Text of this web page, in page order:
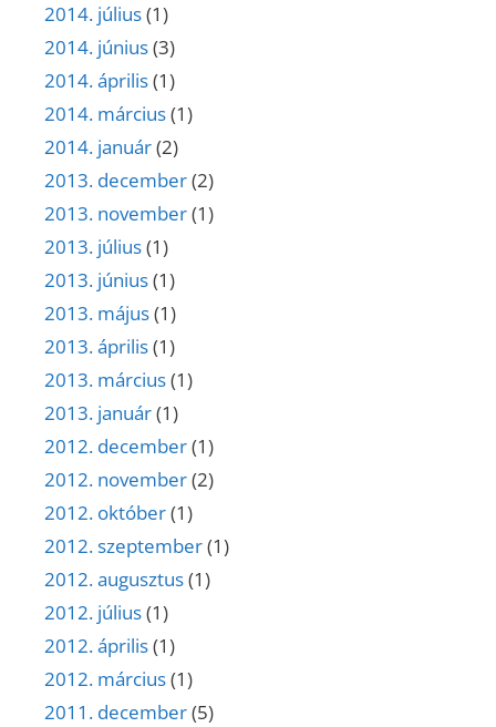
2014. július(1)
2014. június(3)
2014. április(1)
2014. március(1)
2014. január(2)
2013. december(2)
2013. november(1)
2013. július(1)
2013. június(1)
2013. május(1)
2013. április(1)
2013. március(1)
2013. január(1)
2012. december(1)
2012. november(2)
2012. október(1)
2012. szeptember(1)
2012. augusztus(1)
2012. július(1)
2012. április(1)
2012. március(1)
2011. december(5)